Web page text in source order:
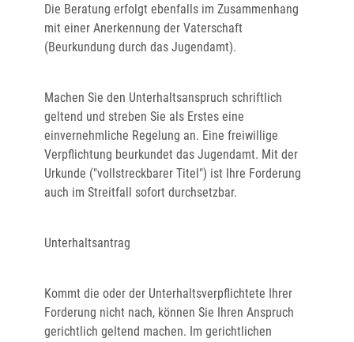
Die Beratung erfolgt ebenfalls im Zusammenhang
mit einer Anerkennung der Vaterschaft
(Beurkundung durch das Jugendamt).
Machen Sie den Unterhaltsanspruch schriftlich
geltend und streben Sie als Erstes eine
einvernehmliche Regelung an. Eine freiwillige
Verpflichtung beurkundet das Jugendamt. Mit der
Urkunde ("vollstreckbarer Titel") ist Ihre Forderung
auch im Streitfall sofort durchsetzbar.
Unterhaltsantrag
Kommt die oder der Unterhaltsverpflichtete Ihrer
Forderung nicht nach, können Sie Ihren Anspruch
gerichtlich geltend machen. Im gerichtlichen